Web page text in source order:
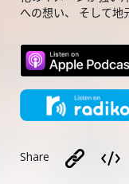
への想い、 そして地
Share